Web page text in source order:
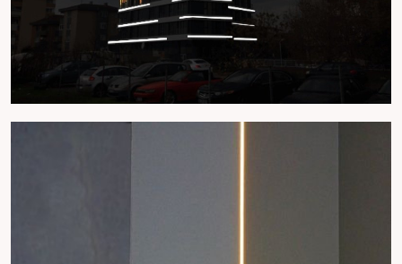
esnasında 7/24 teknik servis desteği verir, uzaktan
müdahale edilemeyen tüm teknik sorunlarda garanti
kapsamında Teknik Ekibimiz uygulama noktasına en
hızlı olacak şekilde ulaşır. Garanti süresinin dolması
halinde Teknik Ekibimiz önce uzaktan müdahale eder,
uzaktan müdahalenin çözüm olamadığı durumlarda